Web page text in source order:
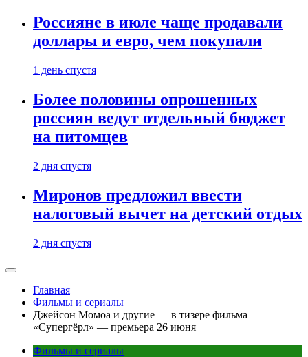
Россияне в июле чаще продавали
доллары и евро, чем покупали
1 день спустя
Более половины опрошенных
россиян ведут отдельный бюджет
на питомцев
2 дня спустя
Миронов предложил ввести
налоговый вычет на детский отдых
2 дня спустя
Главная
Фильмы и сериалы
Джейсон Момоа и другие — в тизере фильма
«Супергёрл» — премьера 26 июня
Фильмы и сериалы